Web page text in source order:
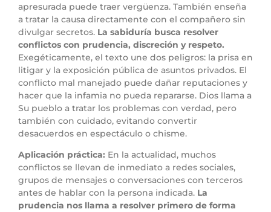
apresurada puede traer vergüenza. También enseña
a tratar la causa directamente con el compañero sin
divulgar secretos. La sabiduría busca resolver
conflictos con prudencia, discreción y respeto.
Exegéticamente, el texto une dos peligros: la prisa en
litigar y la exposición pública de asuntos privados. El
conflicto mal manejado puede dañar reputaciones y
hacer que la infamia no pueda repararse. Dios llama a
Su pueblo a tratar los problemas con verdad, pero
también con cuidado, evitando convertir
desacuerdos en espectáculo o chisme.
Aplicación práctica: En la actualidad, muchos
conflictos se llevan de inmediato a redes sociales,
grupos de mensajes o conversaciones con terceros
antes de hablar con la persona indicada. La
prudencia nos llama a resolver primero de forma